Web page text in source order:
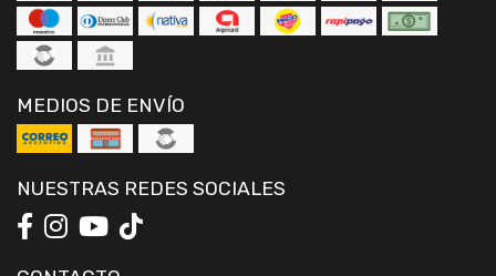
MEDIOS DE ENVÍO
NUESTRAS REDES SOCIALES